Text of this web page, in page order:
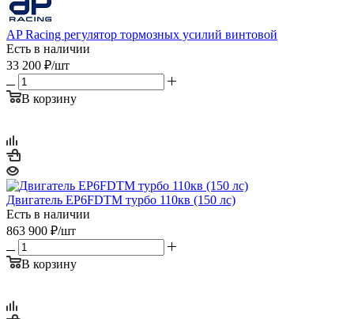
AP Racing регулятор тормозных усилий винтовой
Есть в наличии
33 200 ₽/шт
В корзину
Двигатель EP6FDTM турбо 110кв (150 лс)
Есть в наличии
863 900 ₽/шт
В корзину